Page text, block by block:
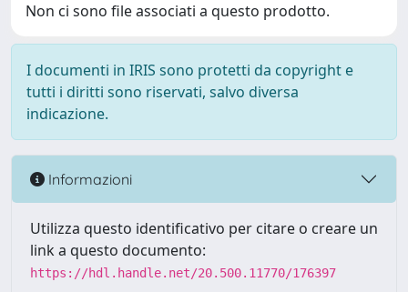
Non ci sono file associati a questo prodotto.
I documenti in IRIS sono protetti da copyright e
tutti i diritti sono riservati, salvo diversa
indicazione.
Informazioni
Utilizza questo identificativo per citare o creare un
link a questo documento:
https://hdl.handle.net/20.500.11770/176397